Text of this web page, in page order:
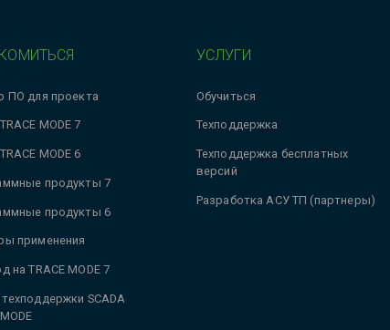
ПО для проекта
MODE 7
MODE 6
продукты 7
продукты 6
применения
на TRACE MODE 7
SCADA
УСЛУГИ
Обучиться
Техподдержка
Техподдержка бесплатных
версий
Разработка АСУ ТП (партнеры)